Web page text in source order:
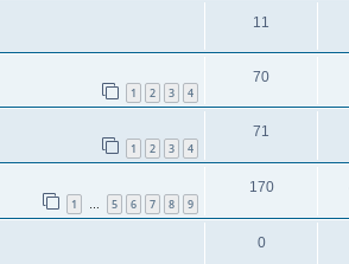
11
1 2 3 4
70
1 2 3 4
71
1 … 5 6 7 8 9
170
0